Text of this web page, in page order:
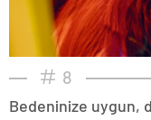
8
Bedeninize uygun,